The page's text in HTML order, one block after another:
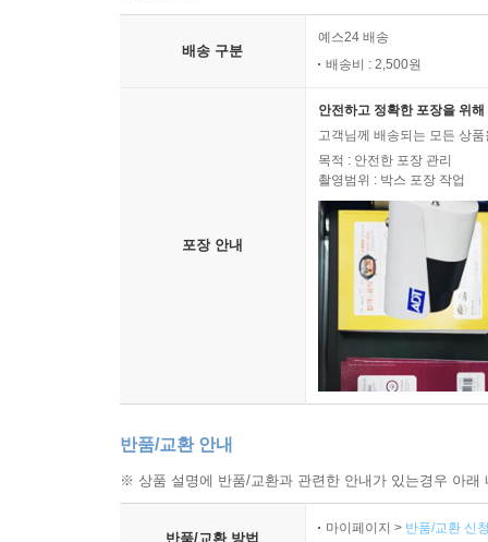
배송 구분
예스24 배송
배송비 : 2,500원
포장 안내
안전하고 정확한 포장을 위
고객님께 배송되는 모든 상
목적 : 안전한 포장 관리
촬영범위 : 박스 포장 작업
반품/교환 안내
※ 상품 설명에 반품/교환과 관련한 안내가 있는경우 아
반품/교환 방법
마이페이지 > 반품/교환 신